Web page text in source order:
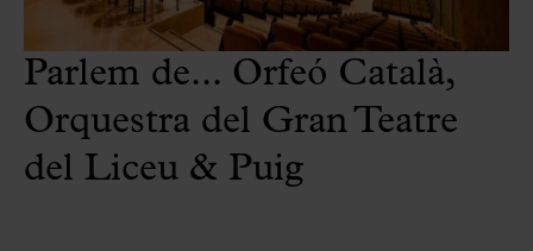
Parlem de... Orfeó Català,
Orquestra del Gran Teatre
del Liceu & Puig